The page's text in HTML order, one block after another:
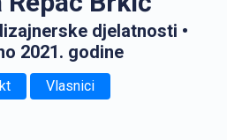
djelatnosti •
2021. godine
Vlasnici